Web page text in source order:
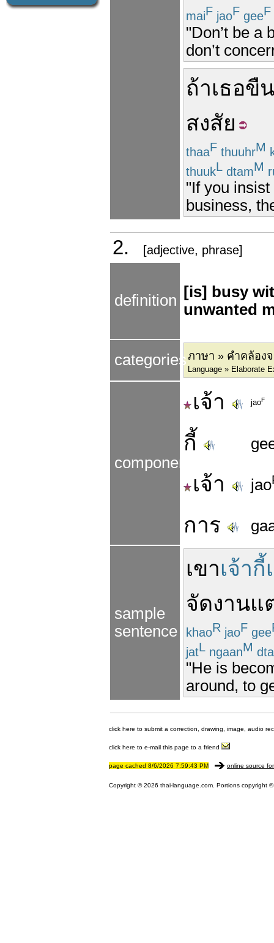
maiF jaoF geeF
"Don’t be a
don’t
ถ้าเธอขืน
สงสัย
thaaF thuuhrM
thuukL dtamM
"If you
business,
2. [adjective, phrase]
definition [is] busy
unwanted
categoriesภาษา » คำคล้อง
Language » Elaborate
components
เจ้า jaoF
กี้
เจ้า jao
การ
sample
sentence
เขาเจ้ากี้
จัดงานแ
khaoR jaoF gee
jatL ngaanM
"He is
around, to
click here to submit a correction, drawing, image, audio
click here to e-mail this page to a friend
page cached 8/6/2026 7:59:43 PM online source
Copyright © 2026 thai-language.com. Portions copyright